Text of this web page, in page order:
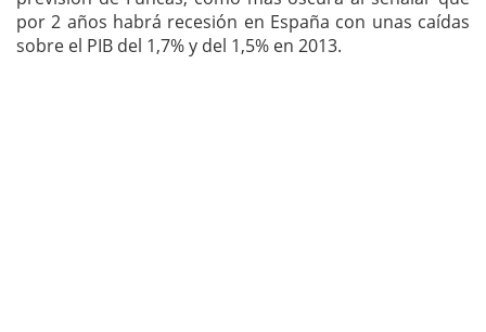
por 2 años habrá recesión en España con unas caídas
sobre el PIB del 1,7% y del 1,5% en 2013.